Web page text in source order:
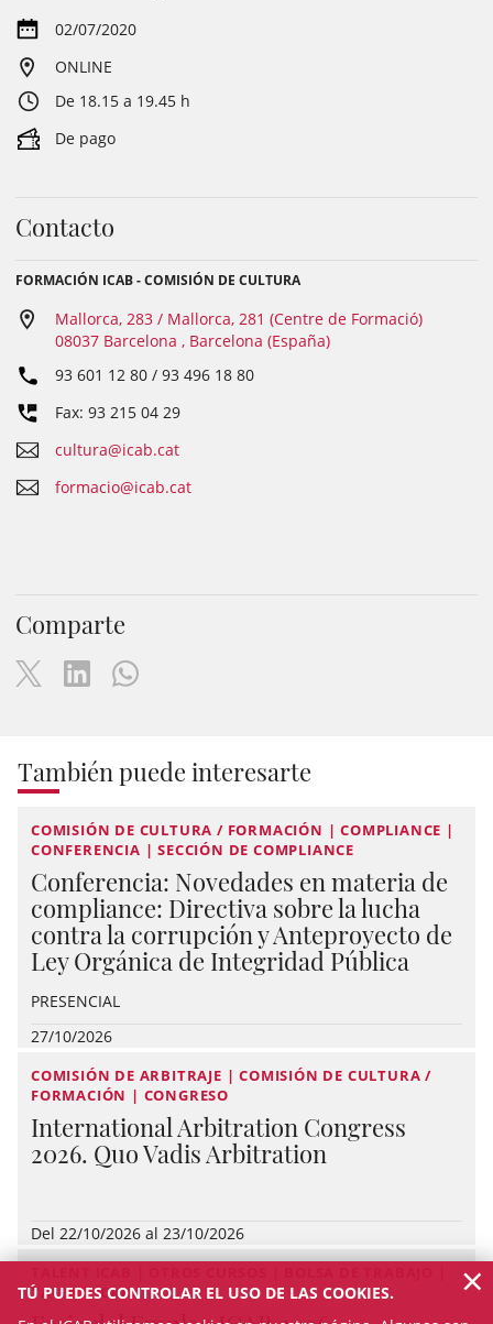
02/07/2020
ONLINE
De 18.15 a 19.45 h
De pago
Contacto
FORMACIÓN ICAB - COMISIÓN DE CULTURA
Mallorca, 283 / Mallorca, 281 (Centre de Formació)
08037 Barcelona , Barcelona (España)
93 601 12 80 / 93 496 18 80
Fax: 93 215 04 29
cultura@icab.cat
formacio@icab.cat
Comparte
También puede interesarte
COMISIÓN DE CULTURA / FORMACIÓN | COMPLIANCE |
CONFERENCIA | SECCIÓN DE COMPLIANCE
Conferencia: Novedades en materia de
compliance: Directiva sobre la lucha
contra la corrupción y Anteproyecto de
Ley Orgánica de Integridad Pública
PRESENCIAL
27/10/2026
COMISIÓN DE ARBITRAJE | COMISIÓN DE CULTURA /
FORMACIÓN | CONGRESO
International Arbitration Congress
2026. Quo Vadis Arbitration
Del 22/10/2026 al 23/10/2026
TALENT ICAB
TÚ PUEDES CONTROLAR EL USO DE LAS COOKIES.
×